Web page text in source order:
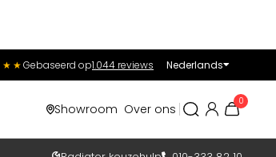
Gebaseerd op1.044 reviews Nederlands
Showroom Over ons
0